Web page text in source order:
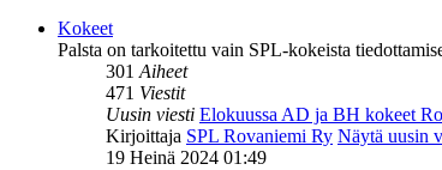
Kokeet
Palsta on tarkoitettu vain SPL-kokeista
301Aiheet
471 Viestit
Uusin viesti Elokuussa AD ja BH kokeet
Kirjoittaja SPL Rovaniemi Ry Näytä uusin
19 Heinä 2024 01:49